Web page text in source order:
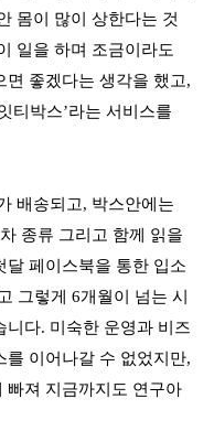
몸이 많이 상한다는 것
일을 하며 조금이라도
면 좋겠다는 생각을 했고,
티박스’라는 서비스를
배송되고, 박스안에는
종류 그리고 함께 읽을
달 페이스북을 통한 입소
그렇게 6개월이 넘는 시
니다. 미숙한 운영과 비즈
를 이어나갈 수 없었지만,
빠져 지금까지도 연구아